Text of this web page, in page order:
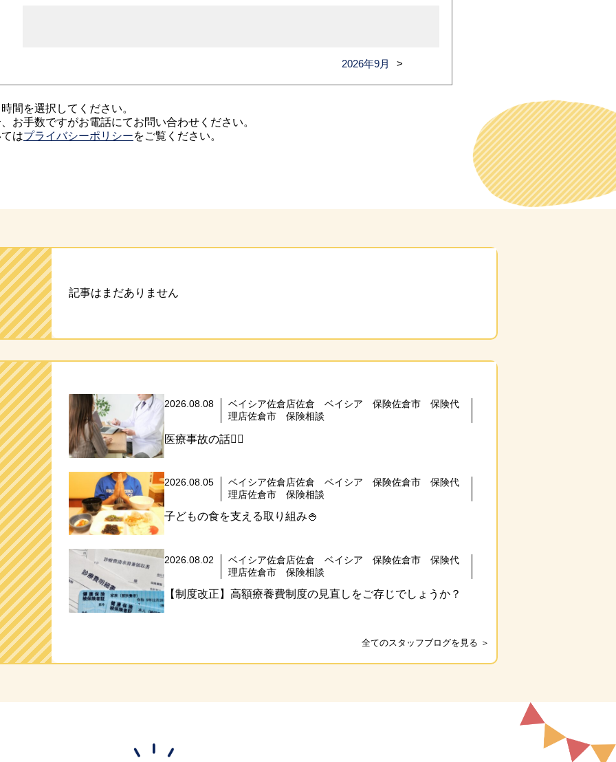
2026年9月
間を選択してください。
お手数ですがお電話にてお問い合わせください。
はプライバシーポリシーをご覧ください。
記事はまだありません
2026.08.08
ベイシア佐倉店佐倉 ベイシア 保険佐倉市 保険代
理店佐倉市 保険相談
医療事故の話🧑‍⚕️
2026.08.05
ベイシア佐倉店佐倉 ベイシア 保険佐倉市 保険代
理店佐倉市 保険相談
子どもの食を支える取り組み🍚
2026.08.02
ベイシア佐倉店佐倉 ベイシア 保険佐倉市 保険代
理店佐倉市 保険相談
【制度改正】高額療養費制度の見直しをご存じでしょうか？
全てのスタッフブログを見る ＞